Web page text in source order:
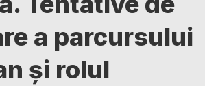
a parcursului
și rolul